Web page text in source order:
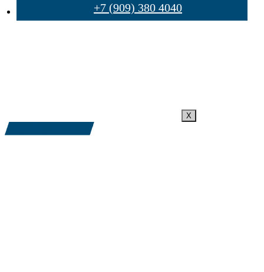
+7 (909) 380 4040
X
+7 (909) 380-4040